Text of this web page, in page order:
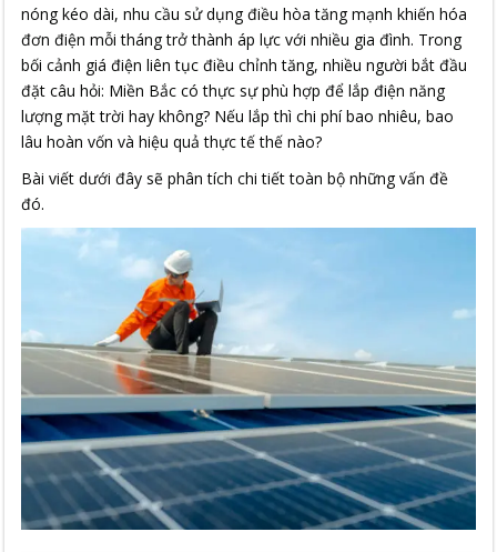
nóng kéo dài, nhu cầu sử dụng điều hòa tăng mạnh khiến hóa
đơn điện mỗi tháng trở thành áp lực với nhiều gia đình. Trong
bối cảnh giá điện liên tục điều chỉnh tăng, nhiều người bắt đầu
đặt câu hỏi: Miền Bắc có thực sự phù hợp để lắp điện năng
lượng mặt trời hay không? Nếu lắp thì chi phí bao nhiêu, bao
lâu hoàn vốn và hiệu quả thực tế thế nào?
Bài viết dưới đây sẽ phân tích chi tiết toàn bộ những vấn đề
đó.